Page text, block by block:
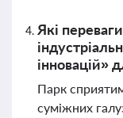
Які
інновацій»
Парк
суміжних